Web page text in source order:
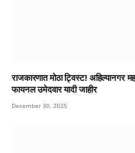
राजकारणात मोठा ट्विस्ट! अहिल्यानगर
फायनल उमेदवार यादी जाहीर
December 30, 2025